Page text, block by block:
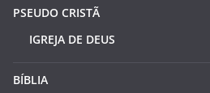
PSEUDO CRISTÃ
IGREJA DE DEUS
BÍBLIA